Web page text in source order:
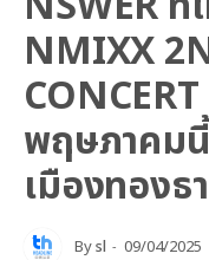
NMIXX
พฤษภาคม
เมืองทองธ
Bysl 09/04/2025